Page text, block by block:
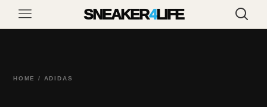
SNEAKER4LIFE
HOME / ADIDAS